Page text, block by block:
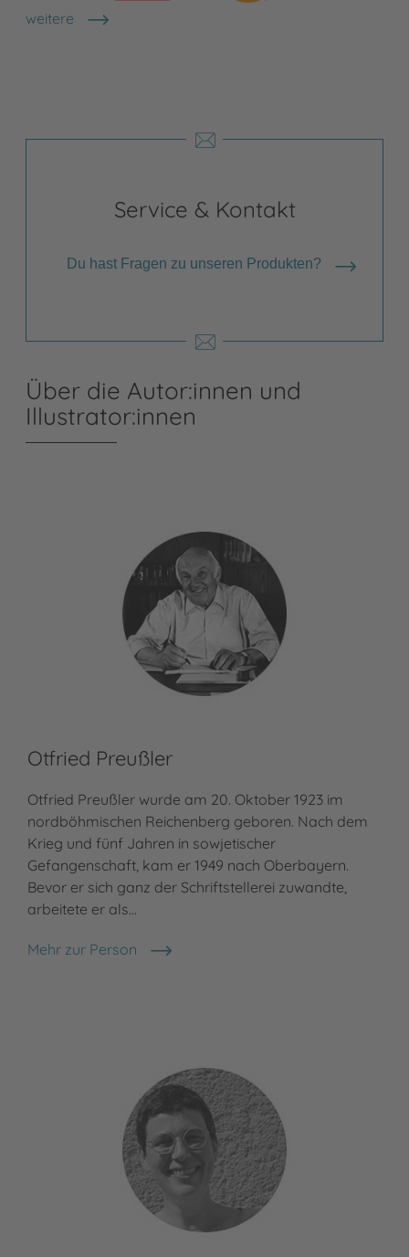
weitere
Shops anzeigen
Service & Kontakt
Du hast Fragen zu unseren Produkten?
Über die Autor:innen und
Illustrator:innen
Otfried Preußler
Otfried Preußler wurde am 20. Oktober 1923 im
nordböhmischen Reichenberg geboren. Nach dem
Krieg und fünf Jahren in sowjetischer
Gefangenschaft, kam er 1949 nach Oberbayern.
Bevor er sich ganz der Schriftstellerei zuwandte,
arbeitete er als…
Mehr zur Person
Otfried Preußler